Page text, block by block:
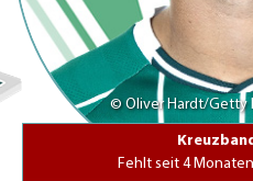
© Oliver Hardt/Getty
Fehlt seit 4